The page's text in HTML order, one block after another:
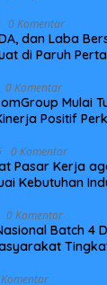
0 Komentar
dan Laba
di Paruh
0 Komentar
Mulai
Positif
0 Komentar
Pasar Kerja
Kebutuhan
0 Komentar
Batch 4